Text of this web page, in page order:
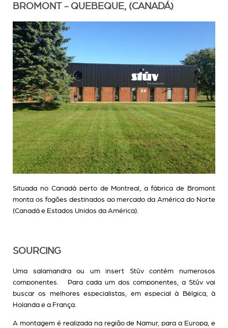
BROMONT - QUEBEQUE, (CANADÁ)
Situada no Canadá perto de Montreal, a fábrica de Bromont
monta os fogões destinados ao mercado da América do Norte
(Canadá e Estados Unidos da América).
SOURCING
Uma salamandra ou um insert Stûv contém numerosos
componentes. Para cada um dos componentes, a Stûv vai
buscar os melhores especialistas, em especial à Bélgica, à
Holanda e a França.
A montagem é realizada na região de Namur, para a Europa, e